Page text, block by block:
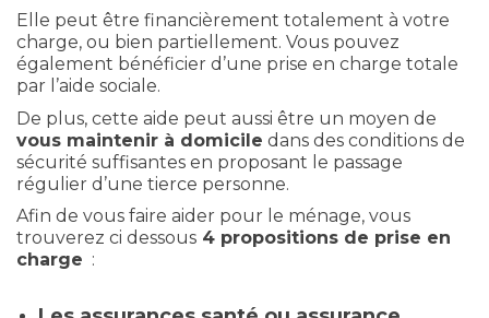
Elle peut être financièrement totalement à votre
charge, ou bien partiellement. Vous pouvez
également bénéficier d’une prise en charge totale
par l’aide sociale.
De plus, cette aide peut aussi être un moyen de
vous maintenir à domicile dans des conditions de
sécurité suffisantes en proposant le passage
régulier d’une tierce personne.
Afin de vous faire aider pour le ménage, vous
trouverez ci dessous 4 propositions de prise en
charge :